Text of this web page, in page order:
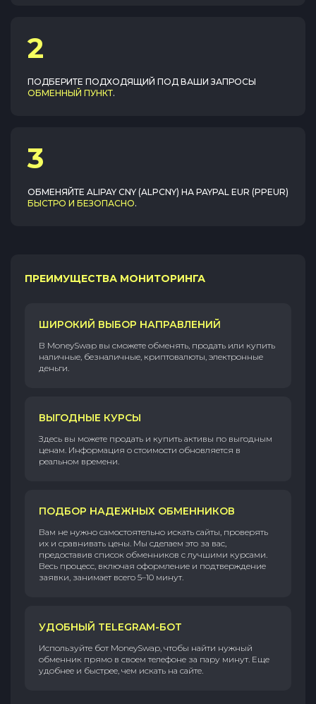
2
ПОДБЕРИТЕ ПОДХОДЯЩИЙ ПОД ВАШИ ЗАПРОСЫ
ОБМЕННЫЙ ПУНКТ.
3
ОБМЕНЯЙТЕ ALIPAY CNY (ALPCNY) НА PAYPAL EUR (PPEUR)
БЫСТРО И БЕЗОПАСНО.
ПРЕИМУЩЕСТВА МОНИТОРИНГА
ШИРОКИЙ ВЫБОР НАПРАВЛЕНИЙ
В MoneySwap вы сможете обменять, продать или купить
наличные, безналичные, криптовалюты, электронные
деньги.
ВЫГОДНЫЕ КУРСЫ
Здесь вы можете продать и купить активы по выгодным
ценам. Информация о стоимости обновляется в
реальном времени.
ПОДБОР НАДЕЖНЫХ ОБМЕННИКОВ
Вам не нужно самостоятельно искать сайты, проверять
их и сравнивать цены. Мы сделаем это за вас,
предоставив список обменников с лучшими курсами.
Весь процесс, включая оформление и подтверждение
заявки, занимает всего 5–10 минут.
УДОБНЫЙ TELEGRAM-БОТ
Используйте бот MoneySwap, чтобы найти нужный
обменник прямо в своем телефоне за пару минут. Еще
удобнее и быстрее, чем искать на сайте.